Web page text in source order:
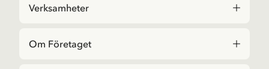
Verksamheter
Om Företaget